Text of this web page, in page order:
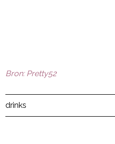
Bron: Pretty52
drinks